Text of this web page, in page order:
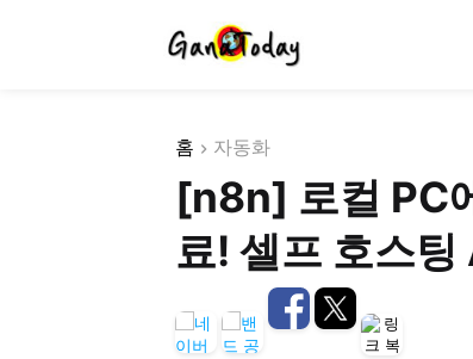
홈 자동화
[n8n] 로컬 PC
료! 셀프 호스